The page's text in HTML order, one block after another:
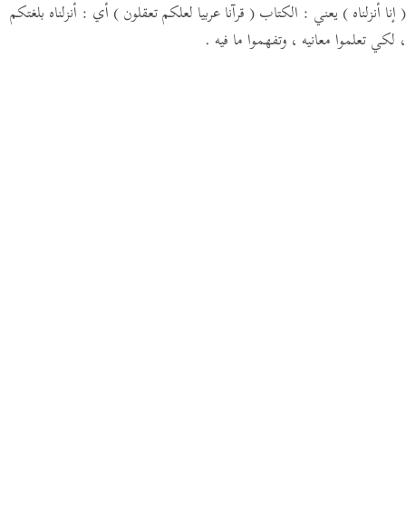
( إنا أنزلناه ) يعني : الكتاب ( قرآنا عربيا لعلكم تعقلون ) أي : أنزلناه بلغتكم
، لكي تعلموا معانيه ، وتفهموا ما فيه .